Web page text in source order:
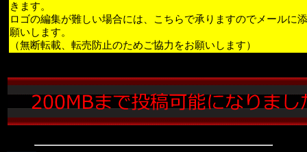
きます。
ロゴの編集が難しい場合には、こちらで承りますのでメールに
願いします。
（無断転載、転売防止のためご協力をお願いします）